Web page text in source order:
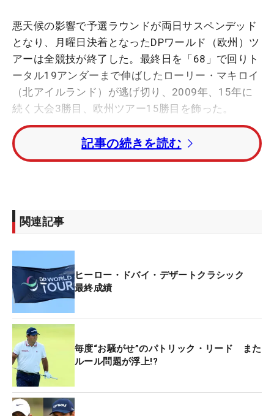
悪天候の影響で予選ラウンドが両日サスペンデッド
となり、月曜日決着となったDPワールド（欧州）ツ
アーは全競技が終了した。最終日を「68」で回りト
ータル19アンダーまで伸ばしたローリー・マキロイ
（北アイルランド）が逃げ切り、2009年、15年に
続く大会3勝目、欧州ツアー15勝目を飾った。
パトリック・リード（米国）が「65」のチャージを
みせたものの、1打及ばず2位。3打差の3位にルーカ
イアン・ポールターはトータル13アンダーの6位タ
イ、トミー・フリートウッド（ともにイングラン
イで終えた。
日本勢で唯一出場した川村昌弘は、予選落ちを喫し
ている。
記事の続きを読む
関連記事
ヒーロー・ドバイ・デザートクラシック
最終成績
毎度“お騒がせ”のパトリック・リード また
ルール問題が浮上!?